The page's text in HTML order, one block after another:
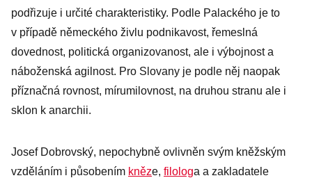
podřizuje i určité charakteristiky. Podle Palackého je to
v případě německého živlu podnikavost, řemeslná
dovednost, politická organizovanost, ale i výbojnost a
náboženská agilnost. Pro Slovany je podle něj naopak
příznačná rovnost, mírumilovnost, na druhou stranu ale i
sklon k anarchii.
Josef Dobrovský, nepochybně ovlivněn svým kněžským
vzděláním i působením kněze, filologa a zakladatele